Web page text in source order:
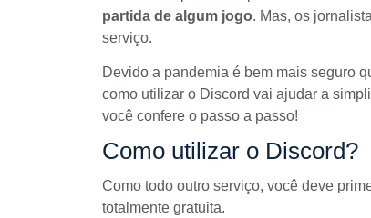
partida de algum jogo. Mas, os
serviço.
Devido a pandemia é bem mais seguro
como utilizar o Discord vai ajudar a
você confere o passo a passo!
Como utilizar o Discord?
Como todo outro serviço, você deve
totalmente gratuita.